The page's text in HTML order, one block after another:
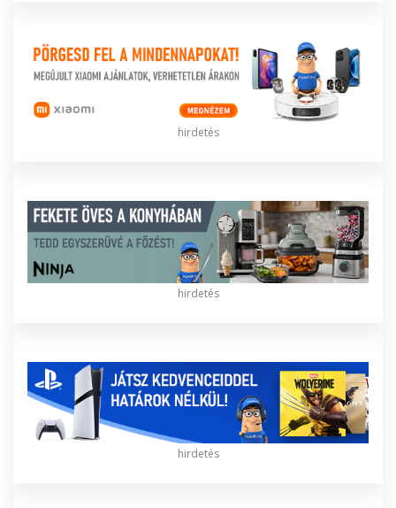
hirdetés
hirdetés
hirdetés